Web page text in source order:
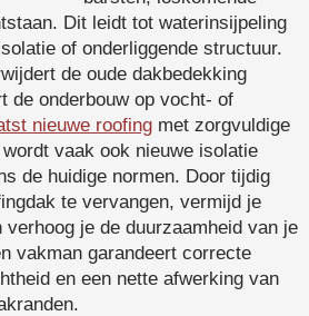
Dit leidt tot waterinsijpeling
of onderliggende structuur.
de oude dakbedekking
de onderbouw op vocht- of
nieuwe roofing met zorgvuldige
vaak ook nieuwe isolatie
de huidige normen. Door tijdig
te vervangen, vermijd je
verhoog je de duurzaamheid van je
vakman garandeert correcte
en een nette afwerking van